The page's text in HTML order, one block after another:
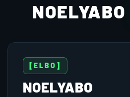
NOELYABO
[ELBO]
NOELYABO